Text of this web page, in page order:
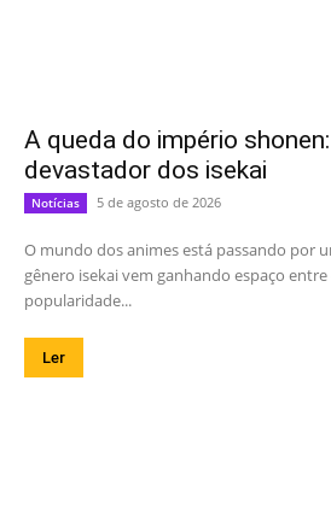
A queda do império
devastador dos isekai
Notícias 5 de agosto de 2026
O mundo dos animes está passando por
gênero isekai vem ganhando espaço
popularidade...
Ler